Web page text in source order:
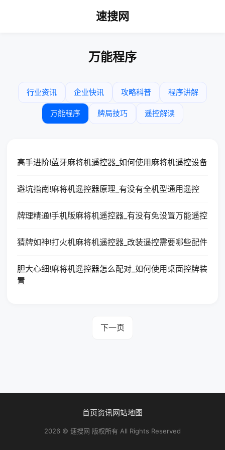
速搜网
万能程序
行业资讯 企业快讯 攻略科普 程序讲解
万能程序 牌局技巧 遥控解读
高手进阶!蓝牙麻将机遥控器_如何使用麻将机遥控设备
避坑指南!麻将机遥控器原理_有没有全机型通用遥控
牌理精通!手机版麻将机遥控器_有没有免设置万能遥控
猜牌如神!打火机麻将机遥控器_改装遥控需要哪些配件
胆大心细!麻将机遥控器怎么配对_如何使用桌面控牌装
置
下一页
首页资讯网站地图
2026 © 速搜网 版权所有 All Rights Reserved